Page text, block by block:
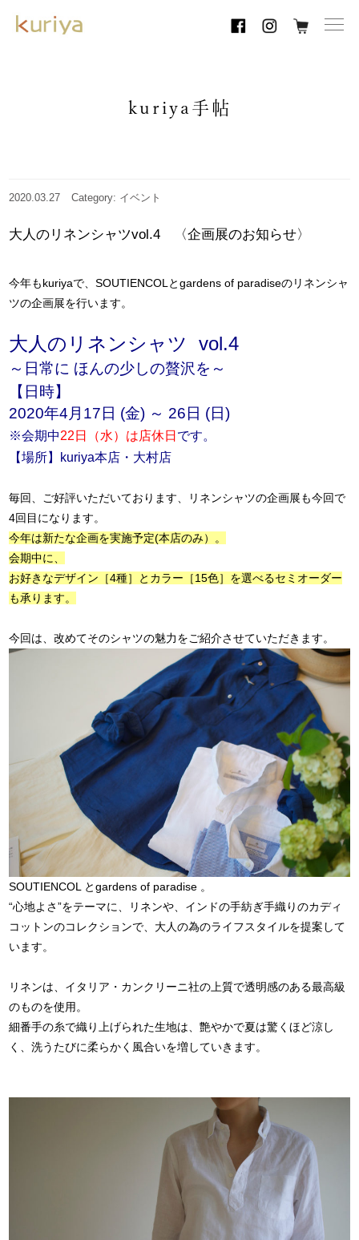
kuriya手帖
2020.03.27 Category: イベント
大人のリネンシャツvol.4 〈企画展のお知らせ〉
今年もkuriyaで、SOUTIENCOLとgardens of paradiseのリネンシャ
ツの企画展を行います。
大人のリネンシャツ vol.4
～日常に ほんの少しの贅沢を～
【日時】
2020年4月17日 (金) ～ 26日 (日)
※会期中22日（水）は店休日 です。
【場所】kuriya本店・大村店
毎回、ご好評いただいております、リネンシャツの企画展も今回で
4回目になります。
今年は新たな企画を実施予定(本店のみ）
。
会期中に、
お好きなデザイン［4種］とカラー［15色］を選べるセミオーダー
も承ります。
今回は、改めてそのシャツの魅力をご紹介させていただきます。
SOUTIENCOL とgardens of paradise 。
“心地よさ”をテーマに、リネンや、インドの手紡ぎ手織りのカディ
コットンのコレクションで、大人の為のライフスタイルを提案して
います。
リネンは、イタリア・カンクリーニ社の上質で透明感のある最高級
のものを使用。
細番手の糸で織り上げられた生地は、艶やかで夏は驚くほど涼し
く、洗うたびに柔らかく風合いを増していきます。